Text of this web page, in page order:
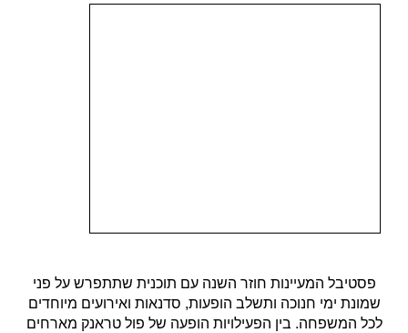
פסטיבל המעיינות חוזר השנה עם תוכנית שתתפרש על פני
שמונת ימי חנוכה ותשלב הופעות, סדנאות ואירועים מיוחדים
לכל המשפחה. בין הפעילויות הופעה של פול טראנק מארחים